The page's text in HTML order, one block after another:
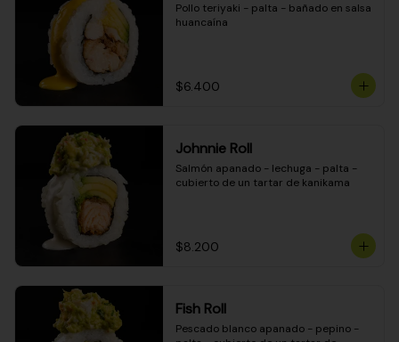
Pollo teriyaki - palta - bañado en salsa
huancaína
$6.400
Johnnie Roll
Salmón apanado - lechuga - palta -
cubierto de un tartar de kanikama
$8.200
Fish Roll
Pescado blanco apanado - pepino -